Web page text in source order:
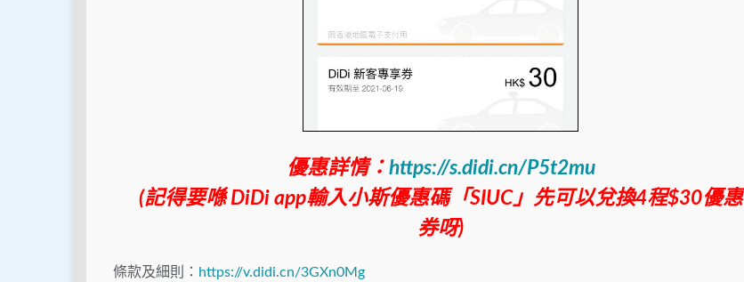
優惠詳情： https://s.didi.cn/P5t2mu
(記得要喺 DiDi app輸入小斯優惠碼「SIUC」先可以兌換4程$30優惠
券呀)
條款及細則： https://v.didi.cn/3GXn0Mg